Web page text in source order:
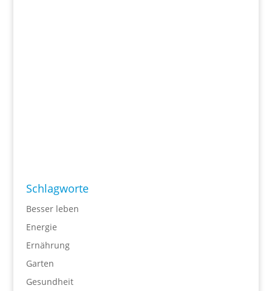
Schlagworte
Besser leben
Energie
Ernährung
Garten
Gesundheit